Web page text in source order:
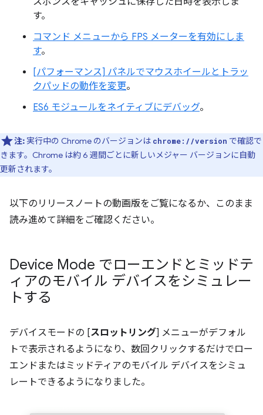
す。
コマンド メニューから FPS メーターを有効にしま
す。
[パフォーマンス] パネルでマウスホイールとトラッ
クパッドの動作を変更。
ES6 モジュールをネイティブにデバッグ。
注: 実行中の Chrome のバージョンは chrome://version で確認で
きます。Chrome は約 6 週間ごとに新しいメジャー バージョンに自動
更新されます。
以下のリリースノートの動画版をご覧になるか、このまま
読み進めて詳細をご確認ください。
Device Mode でローエンドとミッドテ
ィアのモバイル デバイスをシミュレー
トする
デバイスモードの [スロットリング] メニューがデフォル
トで表示されるようになり、数回クリックするだけでロー
エンドまたはミッドティアのモバイル デバイスをシミュ
レートできるようになりました。